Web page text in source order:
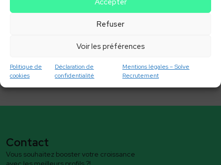
Refuser
Voir les préférences
Politique de
cookies
Déclaration de
confidentialité
Mentions légales – Solve
Recrutement
En choisissant Solve Recrutement, vous
bénéficiez d’un partenaire fiable et réactif,
talents internationaux et de simplifier votre
Contact
Vous souhaitez booster votre croissance